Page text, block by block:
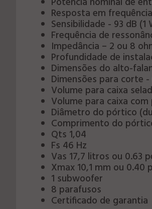
Resposta em frequência
Sensibilidade - 93 dB (1
Frequência de
Impedância – 2 ou 8
Profundidade de
Dimensões do alto-
Dimensões para corte
Volume para caixa
Volume para caixa
Diâmetro do pórtico
Comprimento do
Qts 1,04
Fs 46 Hz
Vas 17,7 litros ou 0.63
Xmax 10,1 mm ou 0.40
1 subwoofer
8 parafusos
Certificado de garantia